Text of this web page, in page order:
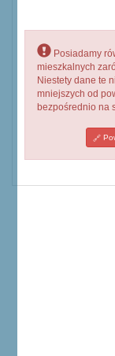
Posiadamy
mieszkalnych
Niestety dane te
mniejszych od
bezpośrednio na